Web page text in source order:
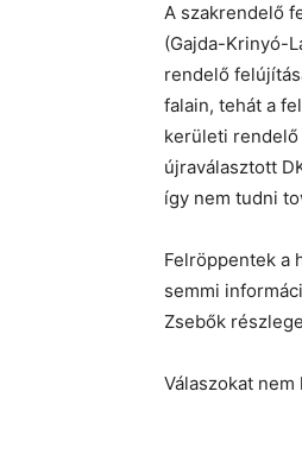
A szakrendelő
(Gajda-Krinyó-
rendelő
falain, tehát a
kerületi rendelő
újraválasztott
így nem tudni
Felröppentek a
semmi
Zsebők
Válaszokat